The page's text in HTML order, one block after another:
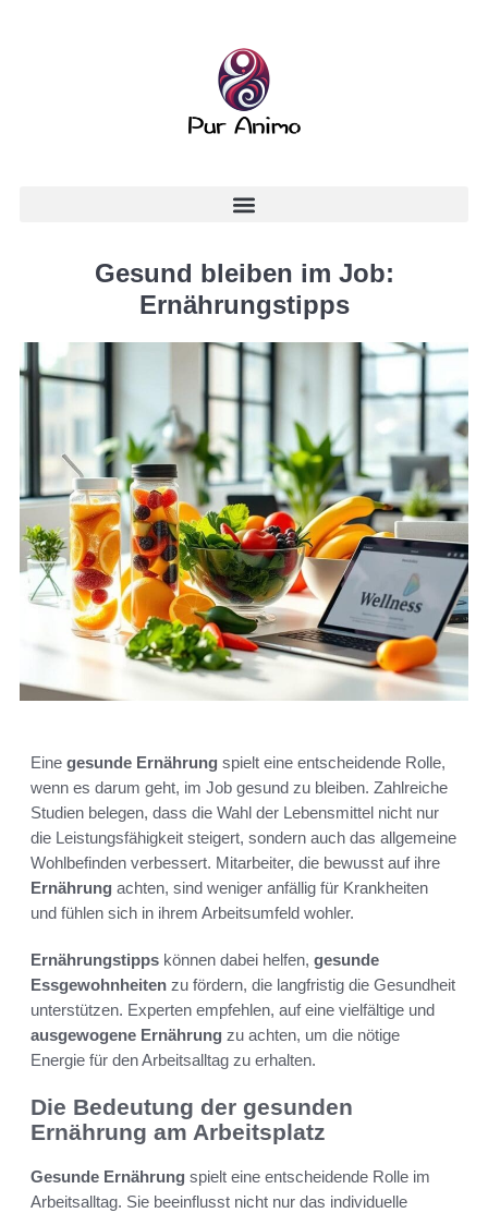
Gesund bleiben im Job:
Ernährungstipps
Eine gesunde Ernährung spielt eine entscheidende Rolle,
wenn es darum geht, im Job gesund zu bleiben. Zahlreiche
Studien belegen, dass die Wahl der Lebensmittel nicht nur
die Leistungsfähigkeit steigert, sondern auch das allgemeine
Wohlbefinden verbessert. Mitarbeiter, die bewusst auf ihre
Ernährung achten, sind weniger anfällig für Krankheiten
und fühlen sich in ihrem Arbeitsumfeld wohler.
Ernährungstipps können dabei helfen, gesunde
Essgewohnheiten zu fördern, die langfristig die Gesundheit
unterstützen. Experten empfehlen, auf eine vielfältige und
ausgewogene Ernährung zu achten, um die nötige
Energie für den Arbeitsalltag zu erhalten.
Die Bedeutung der gesunden
Ernährung am Arbeitsplatz
Gesunde Ernährung spielt eine entscheidende Rolle im
Arbeitsalltag. Sie beeinflusst nicht nur das individuelle